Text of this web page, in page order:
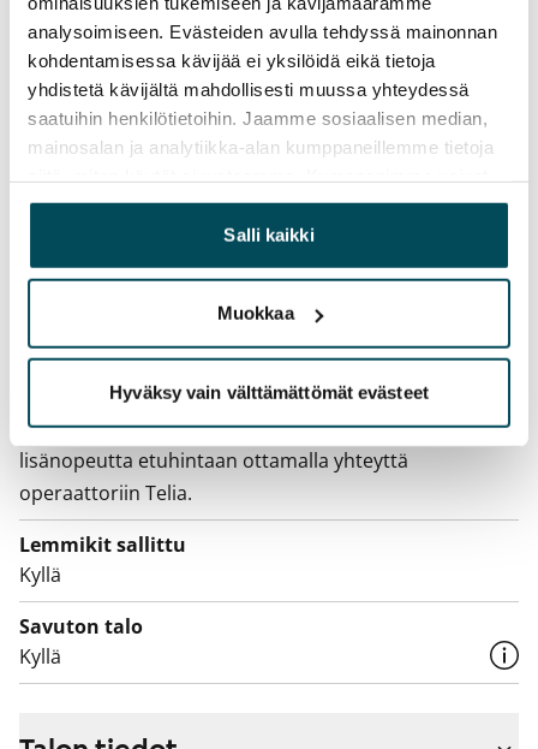
analysoimiseen. Evästeiden avulla tehdyssä mainonnan
kohdentamisessa kävijää ei yksilöidä eikä tietoja
yhdistetä kävijältä mahdollisesti muussa yhteydessä
saatuihin henkilötietoihin. Jaamme sosiaalisen median,
mainosalan ja analytiikka-alan kumppaneillemme tietoja
yhdistää näitä tietoja muihin tietoihin, joita olet antanut
heille tai joita on kerätty, kun olet käyttänyt heidän
palvelujaan.
Salli kaikki
Muokkaa
Hyväksy vain välttämättömät evästeet
Irtisanomis­mahdollisuus
12 kk vuokrasopimuksesta tai sopimussakolla
aiemmin
Kotivakuutus
Pakollinen, ei sisälly vuokraan
Kulutuksen mukaan
Vuokralainen solmii itse sähkösopimuksen.
Laajakaista
Vuokraan sisältyy 50 M laajakaistaliittymä. Voit hankkia
lisänopeutta etuhintaan ottamalla yhteyttä
operaattoriin Telia.
Lemmikit sallittu
Kyllä
Savuton talo
Kyllä